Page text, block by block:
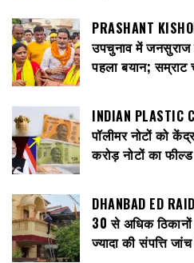
PRASHANT
उपचुनाव में जनसुराज
पहला बयान; सम्राट
INDIAN PLASTIC
पॉलीमर नोटों को
करोड़ नोटों का
DHANBAD ED
30 से अधिक
ज्यादा की संपत्ति